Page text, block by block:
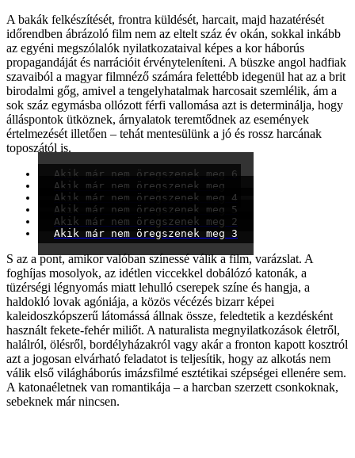
A bakák felkészítését, frontra küldését, harcait, majd hazatérését
időrendben ábrázoló film nem az eltelt száz év okán, sokkal inkább
az egyéni megszólalók nyilatkozataival képes a kor háborús
propagandáját és narrációit érvényteleníteni. A büszke angol hadfiak
szavaiból a magyar filmnéző számára felettébb idegenül hat az a brit
birodalmi gőg, amivel a tengelyhatalmak harcosait szemlélik, ám a
sok száz egymásba ollózott férfi vallomása azt is determinálja, hogy
álláspontok ütköznek, árnyalatok teremtődnek az események
értelmezését illetően – tehát mentesülünk a jó és rossz harcának
toposzától is.
Akik már nem öregszenek meg 6
Akik már nem öregszenek meg
Akik már nem öregszenek meg 4
Akik már nem öregszenek meg 5
Akik már nem öregszenek meg 2
Akik már nem öregszenek meg 3
S az a pont, amikor valóban színessé válik a film, varázslat. A
foghíjas mosolyok, az idétlen viccekkel dobálózó katonák, a
tüzérségi légnyomás miatt lehulló cserepek színe és hangja, a
haldokló lovak agóniája, a közös vécézés bizarr képei
kaleidoszkópszerű látomássá állnak össze, feledtetik a kezdésként
használt fekete-fehér miliőt. A naturalista megnyilatkozások életről,
halálról, ölésről, bordélyházakról vagy akár a fronton kapott kosztról
azt a jogosan elvárható feladatot is teljesítik, hogy az alkotás nem
válik első világháborús imázsfilmé esztétikai szépségei ellenére sem.
A katonaéletnek van romantikája – a harcban szerzett csonkoknak,
sebeknek már nincsen.